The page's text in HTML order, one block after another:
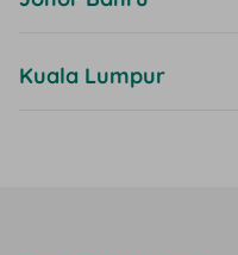
Kuala Lumpur